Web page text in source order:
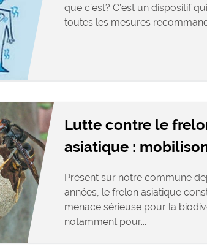
que c’est? C’est un dispositif
toutes les mesures
Lutte contre le
asiatique :
Présent sur notre commune
années, le frelon asiatique
menace sérieuse pour la
notamment pour...